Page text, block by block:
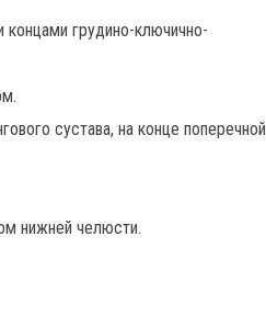
грудино-ключично-
сустава, на конце поперечной
нижней челюсти.